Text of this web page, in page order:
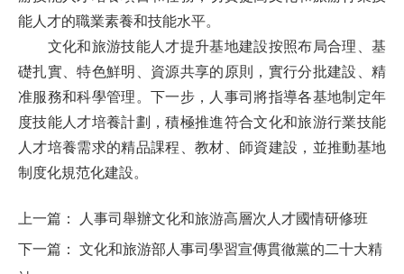
能人才的職業素養和技能水平。
文化和旅游技能人才提升基地建設按照布局合理、基
礎扎實、特色鮮明、資源共享的原則，實行分批建設、精
准服務和科學管理。下一步，人事司將指導各基地制定年
度技能人才培養計劃，積極推進符合文化和旅游行業技能
人才培養需求的精品課程、教材、師資建設，並推動基地
制度化規范化建設。
上一篇：
人事司舉辦文化和旅游高層次人才國情研修班
下一篇： 文化和旅游部人事司學習宣傳貫徹黨的二十大精